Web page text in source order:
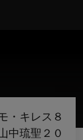
・キレス８
中琉聖２０